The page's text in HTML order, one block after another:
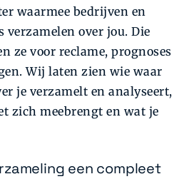
waarmee bedrijven en
verzamelen over jou. Die
ze voor reclame, prognoses
Wij laten zien wie waar
je verzamelt en analyseert,
zich meebrengt en wat je
een compleet